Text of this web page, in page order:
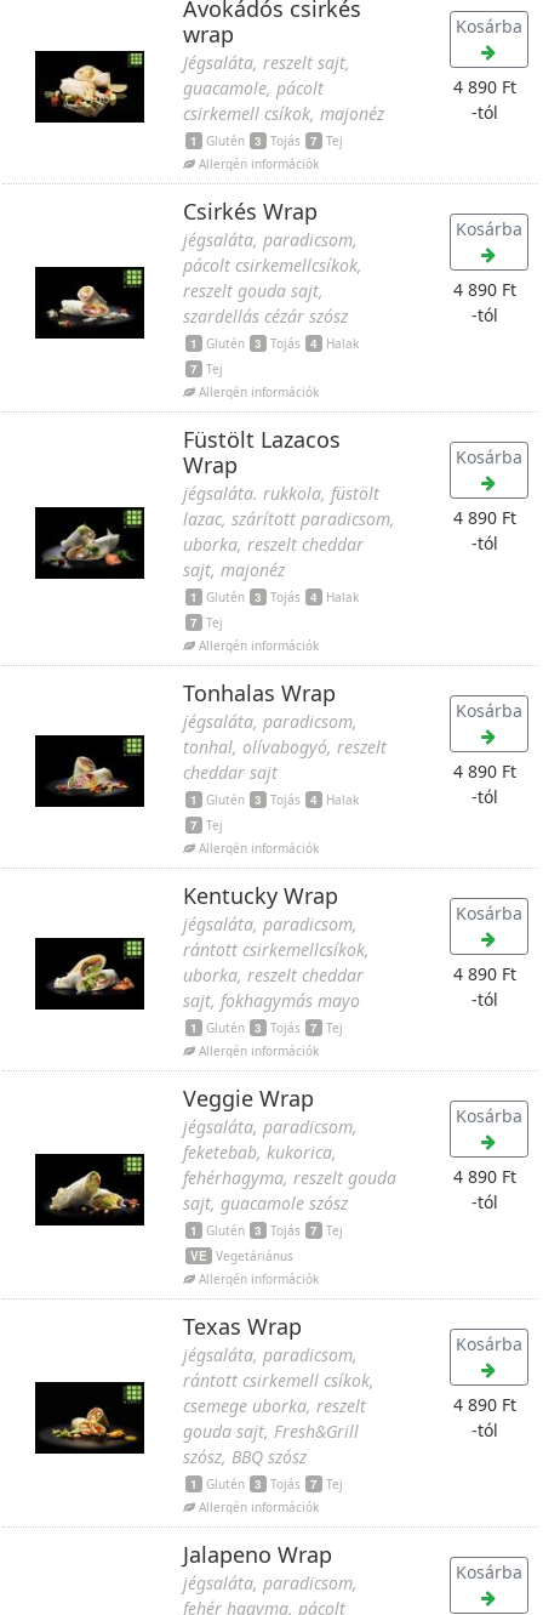
Avokádós csirkés
wrap
Jégsaláta, reszelt sajt,
guacamole, pácolt
csirkemell csíkok, majonéz
1 Glutén 3 Tojás 7 Tej
Allergén információk
4 890 Ft
-tól
Kosárba
Csirkés Wrap
jégsaláta, paradicsom,
pácolt csirkemellcsíkok,
reszelt gouda sajt,
szardellás cézár szósz
1 Glutén 3 Tojás 4
Halak
7 Tej
Allergén információk
4 890 Ft
-tól
Kosárba
Füstölt Lazacos
Wrap
jégsaláta. rukkola, füstölt
lazac, szárított paradicsom,
uborka, reszelt cheddar
sajt, majonéz
1 Glutén 3 Tojás 4
Halak
7 Tej
Allergén információk
4 890 Ft
-tól
Kosárba
Tonhalas Wrap
jégsaláta, paradicsom,
tonhal, olívabogyó, reszelt
cheddar sajt
1 Glutén 3 Tojás 4
Halak
7 Tej
Allergén információk
4 890 Ft
-tól
Kosárba
Kentucky Wrap
jégsaláta, paradicsom,
rántott csirkemellcsíkok,
uborka, reszelt cheddar
sajt, fokhagymás mayo
1 Glutén 3 Tojás 7 Tej
Allergén információk
4 890 Ft
-tól
Kosárba
Veggie Wrap
jégsaláta, paradicsom,
feketebab, kukorica,
fehérhagyma, reszelt gouda
sajt, guacamole szósz
1 Glutén 3 Tojás 7 Tej
VE Vegetáriánus
Allergén információk
4 890 Ft
-tól
Kosárba
Texas Wrap
jégsaláta, paradicsom,
rántott csirkemell csíkok,
csemege uborka, reszelt
gouda sajt, Fresh&Grill
szósz, BBQ szósz
1 Glutén 3 Tojás 7 Tej
Allergén információk
4 890 Ft
-tól
Kosárba
Jalapeno Wrap
jégsaláta, paradicsom,
fehér hagyma, pácolt
Kosárba